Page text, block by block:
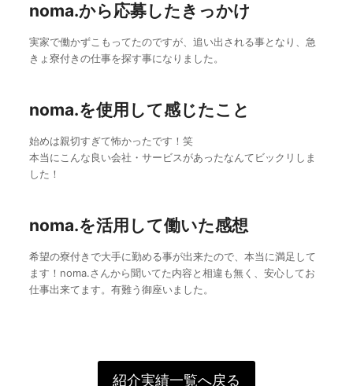
noma.から応募したきっかけ
実家で働かずこもってたのですが、追い出される事となり、急
きょ寮付きの仕事を探す事になりました。
noma.を使用して感じたこと
始めは親切すぎて怖かったです！笑
本当にこんな良い会社・サービスがあったなんてビックリしま
した！
noma.を活用して働いた感想
希望の寮付きで大手に勤める事が出来たので、本当に満足して
ます！noma.さんから聞いてた内容と相違も無く、安心してお
仕事出来てます。有難う御座いました。
紹介実績一覧へ戻る